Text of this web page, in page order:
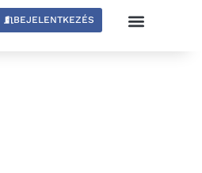
BEJELENTKEZÉS